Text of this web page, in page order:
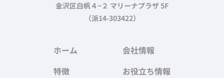
金沢区白帆４−２ マリーナプラザ 5F
（派14-303422）
ホーム
特徴
会社情報
お役立ち情報